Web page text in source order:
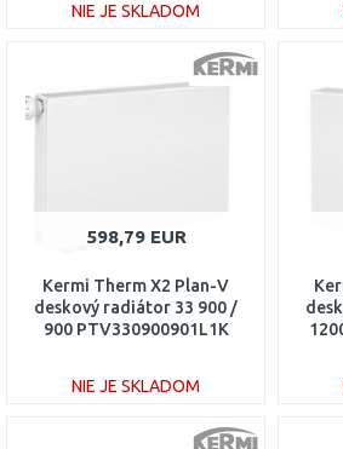
NIE JE SKLADOM
DO KOŠÍKA
598,79 EUR
Kermi Therm X2 Plan-V
deskový radiátor 33 900 /
900 PTV330900901L1K
NIE JE SKLADOM
DO KOŠÍKA